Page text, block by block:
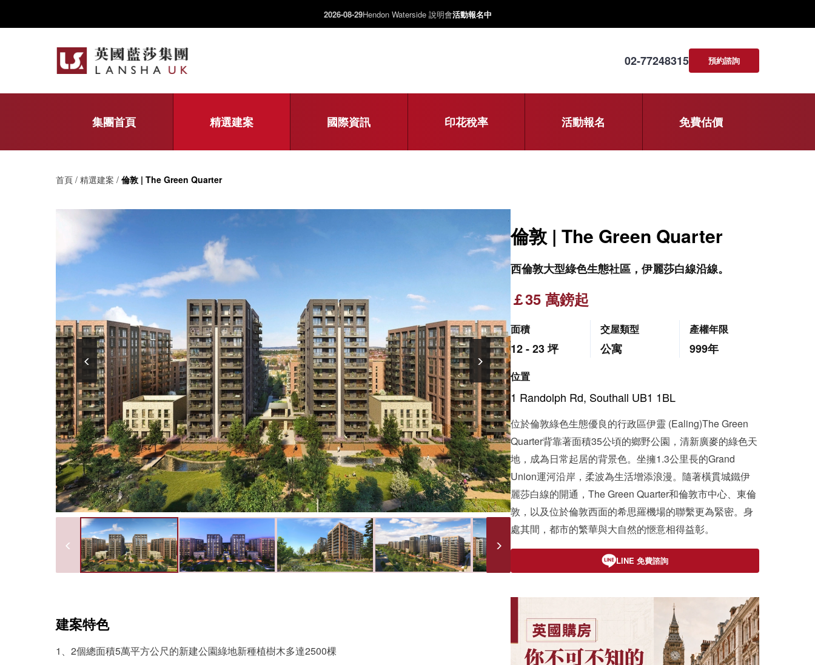
2026-08-29Hendon Waterside 說明會活動報名中
02-77248315 預約諮詢
集團首頁 精選建案 國際資訊 印花稅率 活動報名 免費估價
首頁 / 精選建案 / 倫敦 | The Green Quarter
倫敦 | The Green Quarter
西倫敦大型綠色生態社區，伊麗莎白線沿線。
￡35 萬鎊起
面積
12 - 23 坪
交屋類型
公寓
產權年限
999年
位置
1 Randolph Rd, Southall UB1 1BL
位於倫敦綠色生態優良的行政區伊靈 (Ealing)The Green
Quarter背靠著面積35公頃的鄉野公園，清新廣麥的綠色天
地，成為日常起居的背景色。坐擁1.3公里長的Grand
Union運河沿岸，柔波為生活增添浪漫。隨著橫貫城鐵伊
麗莎白線的開通，The Green Quarter和倫敦市中心、東倫
敦，以及位於倫敦西面的希思羅機場的聯繫更為緊密。身
處其間，都市的繁華與大自然的愜意相得益彰。
LINE 免費諮詢
建案特色
1、2個總面積5萬平方公尺的新建公園綠地新種植樹木多達2500棵